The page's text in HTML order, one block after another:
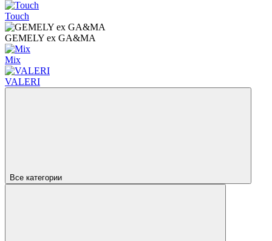
Touch
GEMELY ex GA&MA
Mix
VALERI
Все категории